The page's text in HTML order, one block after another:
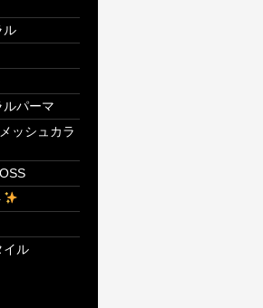
ル
ルパーマ
ッシュカラ
イル